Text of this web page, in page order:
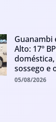
Guanambi
Alto: 17º
sossego e
05/08/2026